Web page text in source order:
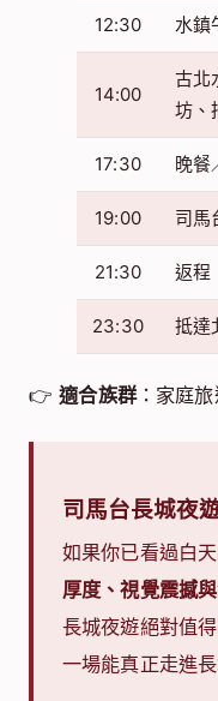
12:30 水鎮
14:00
古北
坊、
17:30 晚餐
19:00 司馬
21:30 返程
23:30 抵達
👉適合族群：家庭
司馬台長城夜
如果你已看過白
厚度、視覺震撼
長城夜遊絕對值
一場能真正走進